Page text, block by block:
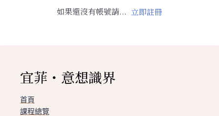
如果還沒有帳號請... 立即註冊
宜菲・意想識界
首頁
課程總覽